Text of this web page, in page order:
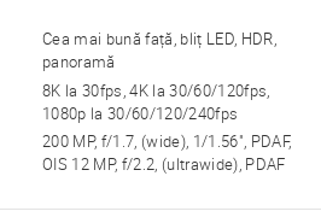
Cea mai bună față, bliț LED, HDR,
panoramă
8K la 30fps, 4K la 30/60/120fps,
1080p la 30/60/120/240fps
200 MP, f/1.7, (wide), 1/1.56", PDAF,
OIS 12 MP, f/2.2, (ultrawide), PDAF